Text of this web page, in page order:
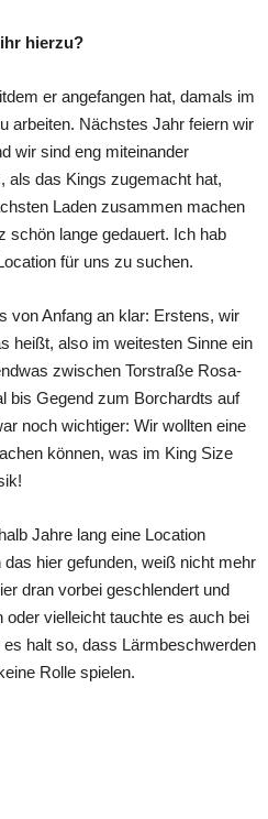
hierzu?
er angefangen hat, damals im
arbeiten. Nächstes Jahr feiern wir
wir sind eng miteinander
als das Kings zugemacht hat,
Laden zusammen machen
lange gedauert. Ich hab
für uns zu suchen.
von Anfang an klar: Erstens, wir
heißt, also im weitesten Sinne ein
zwischen Torstraße Rosa-
bis Gegend zum Borchardts auf
noch wichtiger: Wir wollten eine
können, was im King Size
Jahre lang eine Location
hier gefunden, weiß nicht mehr
dran vorbei geschlendert und
oder vielleicht tauchte es auch bei
es halt so, dass Lärmbeschwerden
Rolle spielen.